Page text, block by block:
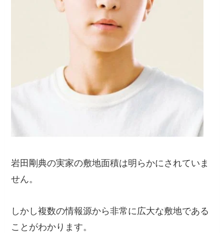
岩田剛典の実家の敷地面積は明らかにされていま
せん。
しかし複数の情報源から非常に広大な敷地である
ことがわかります。